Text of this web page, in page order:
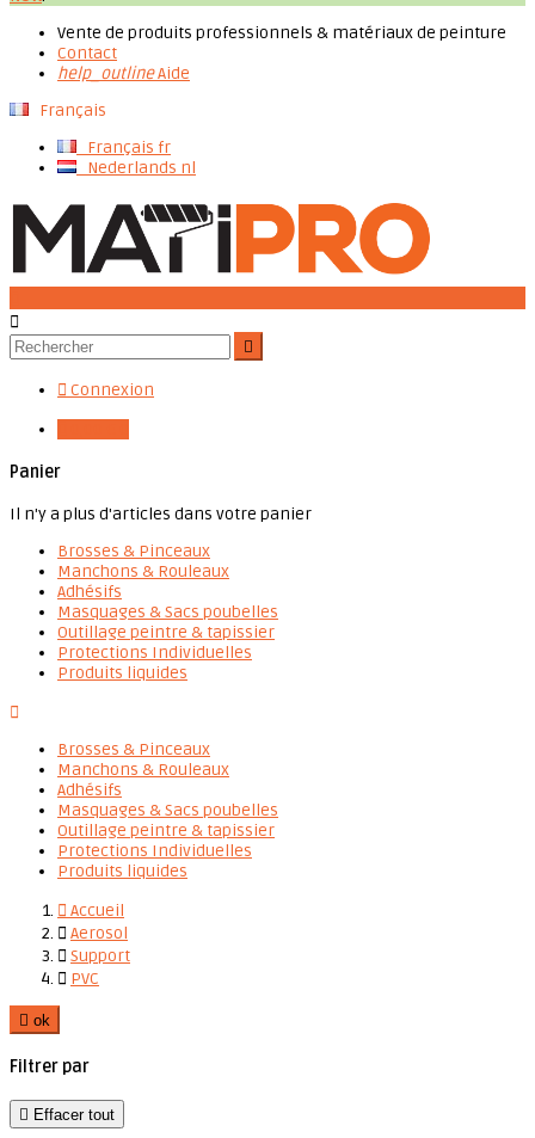
Vente de produits professionnels & matériaux de peinture
Contact
help_outlineAide
Français
Français fr
Nederlands nl


 Connexion
Panier
Il n'y a plus d'articles dans votre panier
Brosses & Pinceaux
Manchons & Rouleaux
Adhésifs
Masquages & Sacs poubelles
Outillage peintre & tapissier
Protections Individuelles
Produits liquides

Brosses & Pinceaux
Manchons & Rouleaux
Adhésifs
Masquages & Sacs poubelles
Outillage peintre & tapissier
Protections Individuelles
Produits liquides
 Accueil
 Aerosol
 Support
 PVC
 ok
Filtrer par
 Effacer tout